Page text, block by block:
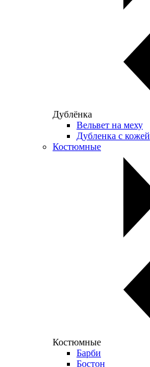
Дублёнка
Вельвет на меху
Дубленка с кожей
Костюмные
Костюмные
Барби
Бостон